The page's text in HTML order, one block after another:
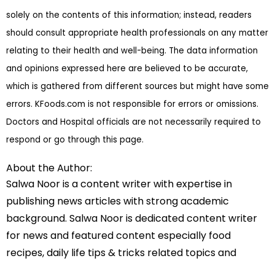
solely on the contents of this information; instead, readers
should consult appropriate health professionals on any matter
relating to their health and well-being. The data information
and opinions expressed here are believed to be accurate,
which is gathered from different sources but might have some
errors. KFoods.com is not responsible for errors or omissions.
Doctors and Hospital officials are not necessarily required to
respond or go through this page.
About the Author:
Salwa Noor is a content writer with expertise in
publishing news articles with strong academic
background. Salwa Noor is dedicated content writer
for news and featured content especially food
recipes, daily life tips & tricks related topics and